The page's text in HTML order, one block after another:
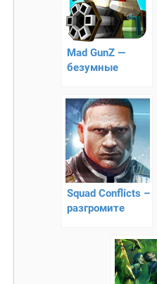
Mad GunZ —
безумные
онлайн
Squad Conflicts –
разгромите